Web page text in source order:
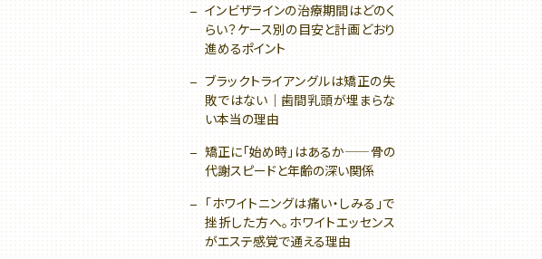
インビザラインの治療期間はどのく
らい？ケース別の目安と計画どおり
進めるポイント
ブラックトライアングルは矯正の失
敗ではない｜歯間乳頭が埋まらな
い本当の理由
矯正に「始め時」はあるか——骨の
代謝スピードと年齢の深い関係
「ホワイトニングは痛い・しみる」で
挫折した方へ。ホワイトエッセンス
がエステ感覚で通える理由